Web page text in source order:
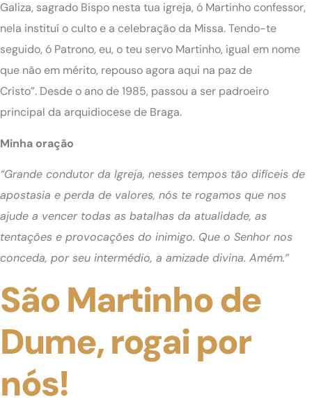
Galiza, sagrado Bispo nesta tua igreja, ó Martinho confessor,
nela instituí o culto e a celebração da Missa. Tendo-te
seguido, ó Patrono, eu, o teu servo Martinho, igual em nome
que não em mérito, repouso agora aqui na paz de
Cristo”. Desde o ano de 1985, passou a ser padroeiro
principal da arquidiocese de Braga.
Minha oração
“Grande condutor da Igreja, nesses tempos tão difíceis de
apostasia e perda de valores, nós te rogamos que nos
ajude a vencer todas as batalhas da atualidade, as
tentações e provocações do inimigo. Que o Senhor nos
conceda, por seu intermédio, a amizade divina. Amém.”
São Martinho de
Dume, rogai por
nós!